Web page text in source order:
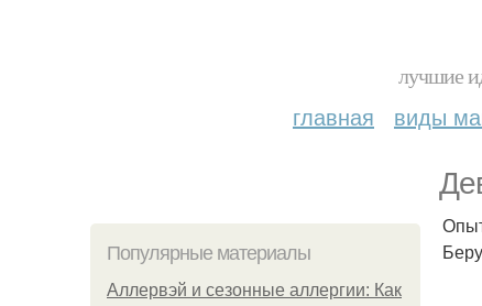
лучшие
главная виды
Популярные материалы
Аллервэй и сезонные аллергии: Как